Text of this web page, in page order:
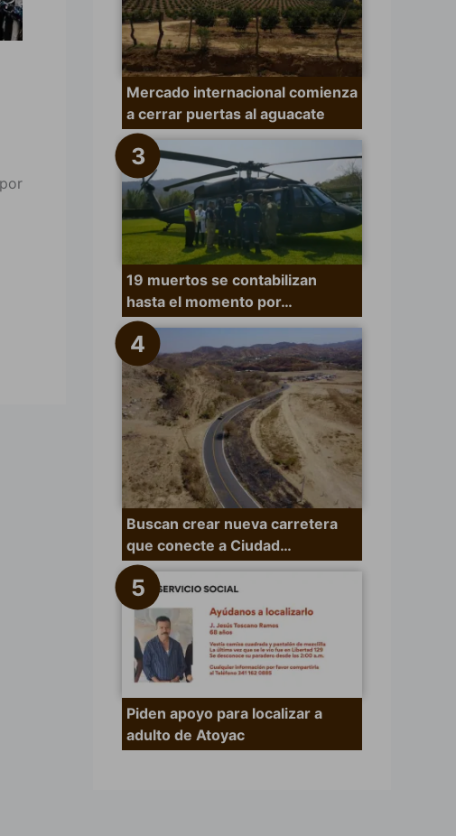
Mercado internacional comienza
a cerrar puertas al aguacate
19 muertos se contabilizan
hasta el momento por…
Buscan crear nueva carretera
que conecte a Ciudad…
Piden apoyo para localizar a
adulto de Atoyac